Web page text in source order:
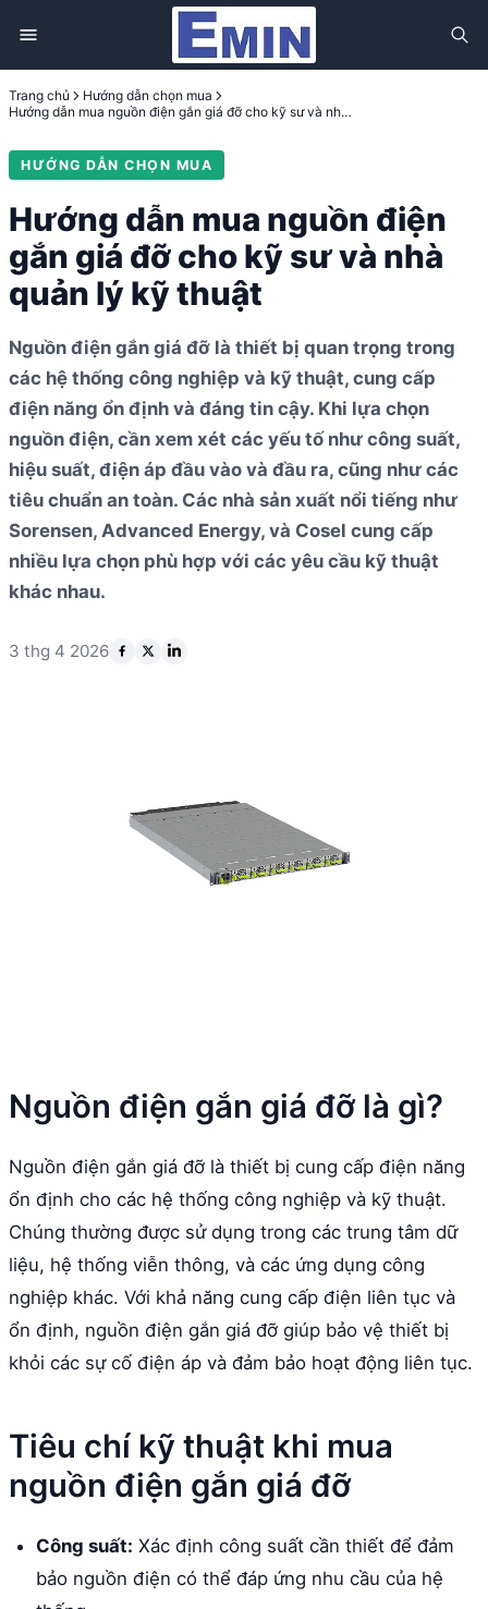
Trang chủ
Hướng dẫn chọn mua
Hướng dẫn mua nguồn điện gắn giá đỡ cho kỹ sư và nhà quản lý kỹ thuật
HƯỚNG DẪN CHỌN MUA
Hướng dẫn mua nguồn điện
gắn giá đỡ cho kỹ sư và nhà
quản lý kỹ thuật
Nguồn điện gắn giá đỡ là thiết bị quan trọng trong
các hệ thống công nghiệp và kỹ thuật, cung cấp
điện năng ổn định và đáng tin cậy. Khi lựa chọn
nguồn điện, cần xem xét các yếu tố như công suất,
hiệu suất, điện áp đầu vào và đầu ra, cũng như các
tiêu chuẩn an toàn. Các nhà sản xuất nổi tiếng như
Sorensen, Advanced Energy, và Cosel cung cấp
nhiều lựa chọn phù hợp với các yêu cầu kỹ thuật
khác nhau.
3 thg 4 2026
Nguồn điện gắn giá đỡ là gì?
Nguồn điện gắn giá đỡ là thiết bị cung cấp điện năng
ổn định cho các hệ thống công nghiệp và kỹ thuật.
Chúng thường được sử dụng trong các trung tâm dữ
liệu, hệ thống viễn thông, và các ứng dụng công
nghiệp khác. Với khả năng cung cấp điện liên tục và
ổn định, nguồn điện gắn giá đỡ giúp bảo vệ thiết bị
khỏi các sự cố điện áp và đảm bảo hoạt động liên tục.
Tiêu chí kỹ thuật khi mua
nguồn điện gắn giá đỡ
Công suất: Xác định công suất cần thiết để đảm
bảo nguồn điện có thể đáp ứng nhu cầu của hệ